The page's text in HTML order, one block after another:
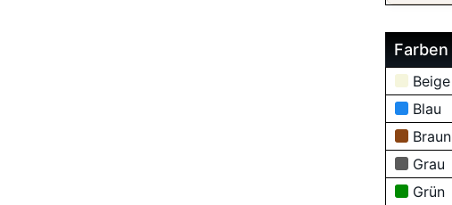
Farben
Beige
Blau
Braun
Grau
Grün